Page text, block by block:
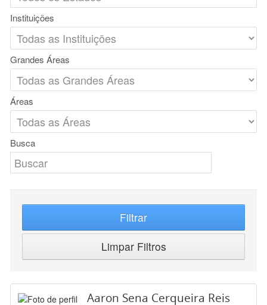
Instituições
Grandes Áreas
Áreas
Busca
Filtrar
Limpar Filtros
Aaron Sena Cerqueira Reis